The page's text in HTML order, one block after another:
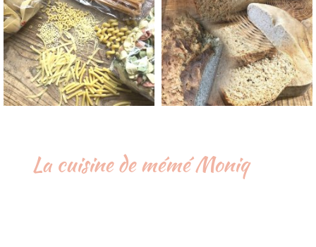
La cuisine de mémé Moniq